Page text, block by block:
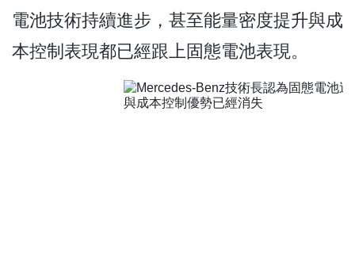
電池技術持續進步，甚至能量密度提升與成
本控制表現都已經跟上固態電池表現。